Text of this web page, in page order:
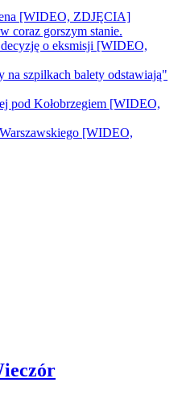
[WIDEO, ZDJĘCIA]
coraz gorszym stanie.
o eksmisji [WIDEO,
na szpilkach balety odstawiają"
pod Kołobrzegiem [WIDEO,
[WIDEO,